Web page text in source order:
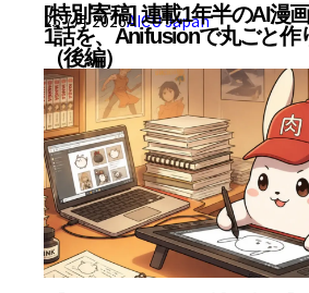
[特別寄稿] 連載1年半のAI漫
1話を、Anifusionで丸ごと作
（後編）
25 7月 2026AICU Japan